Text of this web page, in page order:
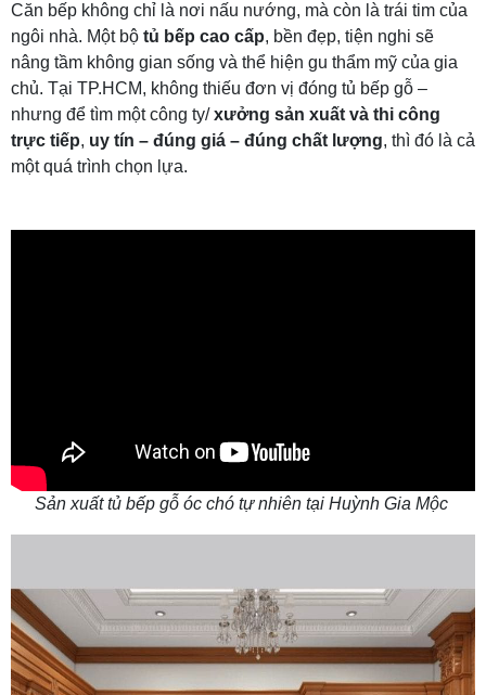
Căn bếp không chỉ là nơi nấu nướng, mà còn là trái tim của
ngôi nhà. Một bộ tủ bếp cao cấp, bền đẹp, tiện nghi sẽ
nâng tầm không gian sống và thể hiện gu thẩm mỹ của gia
chủ. Tại TP.HCM, không thiếu đơn vị đóng tủ bếp gỗ –
nhưng để tìm một công ty/xưởng sản xuất và thi công
trực tiếp, uy tín – đúng giá – đúng chất lượng, thì đó là cả
một quá trình chọn lựa.
Sản xuất tủ bếp gỗ óc chó tự nhiên tại Huỳnh Gia Mộc